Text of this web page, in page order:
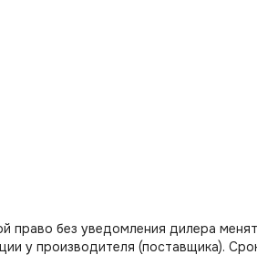
право без уведомления дилера
у производителя (поставщика).